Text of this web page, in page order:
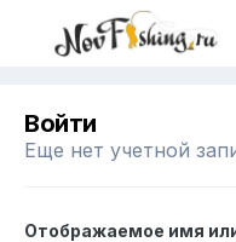
Войти
Еще нет учетной
Отображаемое имя